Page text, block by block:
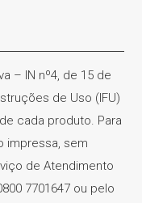
– IN nº4, de 15 de
de Uso (IFU)
cada produto. Para
impressa, sem
de Atendimento
7701647 ou pelo